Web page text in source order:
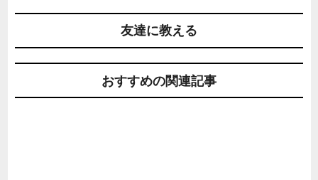
友達に教える
おすすめの関連記事